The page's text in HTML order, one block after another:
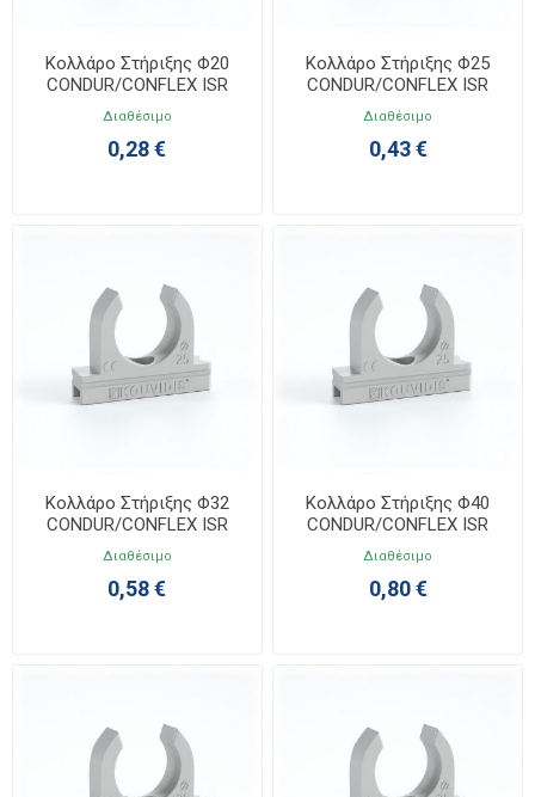
Κολλάρο Στήριξης Φ20
CONDUR/CONFLEX ISR
4033020
Διαθέσιμο
0,28 €
Κολλάρο Στήριξης Φ25
CONDUR/CONFLEX ISR
4033025
Διαθέσιμο
0,43 €
Κολλάρο Στήριξης Φ32
CONDUR/CONFLEX ISR
4033032
Διαθέσιμο
0,58 €
Κολλάρο Στήριξης Φ40
CONDUR/CONFLEX ISR
4033040
Διαθέσιμο
0,80 €